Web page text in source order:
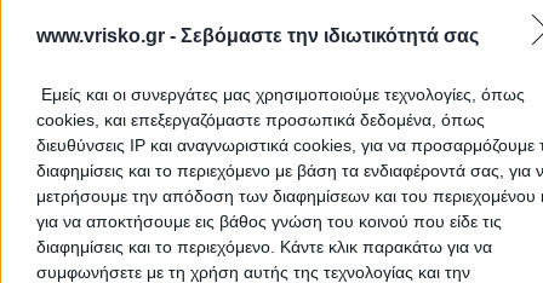
www.vrisko.gr - Σεβόμαστε την ιδιωτικότητά σας
Εμείς και οι συνεργάτες μας χρησιμοποιούμε τεχνολογίες, όπως
cookies, και επεξεργαζόμαστε προσωπικά δεδομένα, όπως
διευθύνσεις IP και αναγνωριστικά cookies, για να προσαρμόζουμε
διαφημίσεις και το περιεχόμενο με βάση τα ενδιαφέροντά σας, για
μετρήσουμε την απόδοση των διαφημίσεων και του περιεχομένου
για να αποκτήσουμε εις βάθος γνώση του κοινού που είδε τις
διαφημίσεις και το περιεχόμενο. Κάντε κλικ παρακάτω για να
συμφωνήσετε με τη χρήση αυτής της τεχνολογίας και την
παρεχόμενα προγράμματα ασφάλισης και η γρήγορη
είναι κάποια από τα βασικά κριτήρια για την επιλογή του
Ασφαλιστικοί Σύμβουλοι Ρεθύμνου
Ασφαλιστικοί Σύμβουλοι
Αρχική > Νομός ΡΕΘΥΜΝΟΥ > Ρέθυμνο > Ασφαλιστικοί